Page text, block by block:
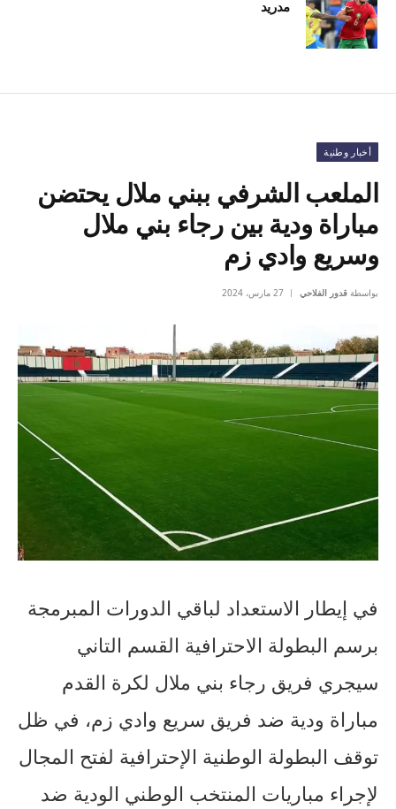
مدريد
أخبار وطنية
الملعب الشرفي ببني ملال يحتضن
مباراة ودية بين رجاء بني ملال
وسريع وادي زم
بواسطة قدور الفلاحي 27 مارس، 2024
في إيطار الاستعداد لباقي الدورات المبرمجة
برسم البطولة الاحترافية القسم التاني
سيجري فريق رجاء بني ملال لكرة القدم
مباراة ودية ضد فريق سريع وادي زم، في ظل
توقف البطولة الوطنية الإحترافية لفتح المجال
لإجراء مباريات المنتخب الوطني الودية ضد